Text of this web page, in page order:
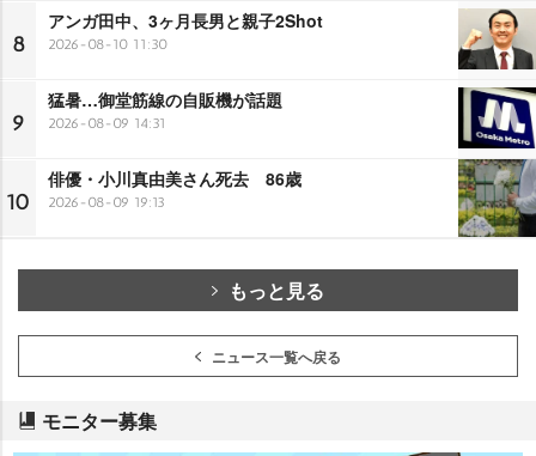
8
アンガ田中、3ヶ月長男と親子2Shot
2026-08-10 11:30
9
猛暑…御堂筋線の自販機が話題
2026-08-09 14:31
10
俳優・小川真由美さん死去 86歳
2026-08-09 19:13
もっと見る
ニュース一覧へ戻る
モニター募集